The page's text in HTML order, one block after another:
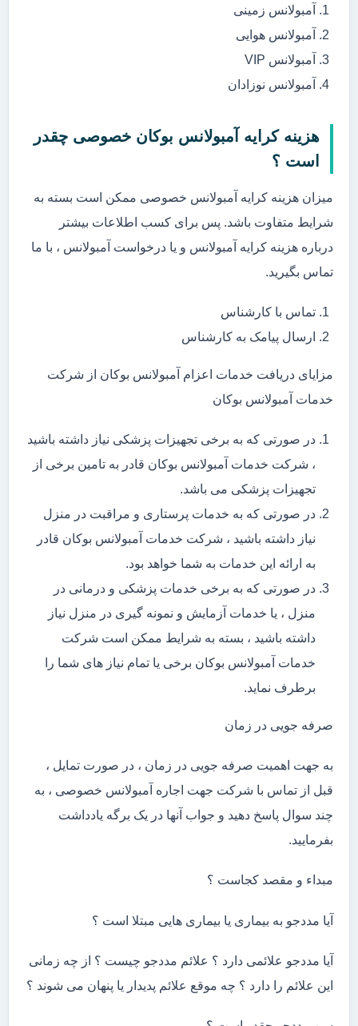
آمبولانس زمینی
آمبولانس هوایی
آمبولانس VIP
آمبولانس نوزادان
هزینه کرایه آمبولانس بوکان خصوصی چقدر
است ؟
میزان هزینه کرایه آمبولانس خصوصی ممکن است بسته به
شرایط متفاوت باشد. پس برای کسب اطلاعات بیشتر
درباره هزینه کرایه آمبولانس و یا درخواست آمبولانس ، با ما
تماس بگیرید.
تماس با کارشناس
ارسال پیامک به کارشناس
مزایای دریافت خدمات اعزام آمبولانس بوکان از شرکت
خدمات آمبولانس بوکان
در صورتی که به برخی تجهیزات پزشکی نیاز داشته باشید
، شرکت خدمات آمبولانس بوکان قادر به تامین برخی از
تجهیزات پزشکی می باشد.
در صورتی که به خدمات پرستاری و مراقبت در منزل
نیاز داشته باشید ، شرکت خدمات آمبولانس بوکان قادر
به ارائه این خدمات به شما خواهد بود.
در صورتی که به برخی خدمات پزشکی و درمانی در
منزل ، یا خدمات آزمایش و نمونه گیری در منزل نیاز
داشته باشید ، بسته به شرایط ممکن است شرکت
خدمات آمبولانس بوکان برخی یا تمام نیاز های شما را
برطرف نماید.
صرفه جویی در زمان
به جهت اهمیت صرفه جویی در زمان ، در صورت تمایل ،
قبل از تماس با شرکت جهت اجاره آمبولانس خصوصی ، به
چند سوال پاسخ دهید و جواب آنها در یک برگه یادداشت
بفرمایید.
مبداء و مقصد کجاست ؟
آیا مددجو به بیماری یا بیماری هایی مبتلا است ؟
آیا مددجو علائمی دارد ؟ علائم مددجو چیست ؟ از چه زمانی
این علائم را دارد ؟ چه موقع علائم پدیدار یا پنهان می شوند ؟